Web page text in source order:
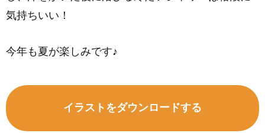
気持ちいい！
今年も夏が楽しみです♪
イラストをダウンロードする